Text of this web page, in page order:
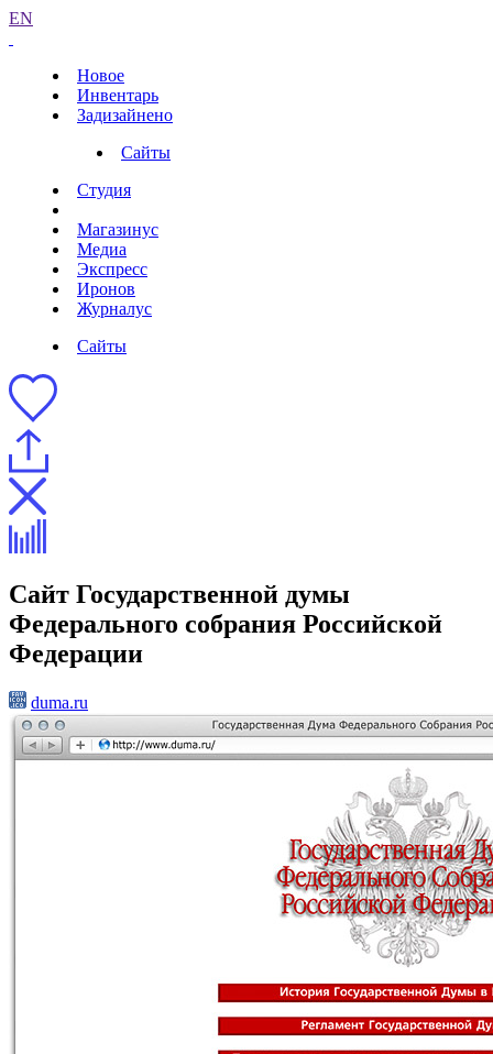
EN
Новое
Инвентарь
Задизайнено
Сайты
Студия
Магазинус
Медиа
Экспресс
Иронов
Журналус
Сайты
Сайт Государственной думы
Федерального собрания Российской
Федерации
duma.ru